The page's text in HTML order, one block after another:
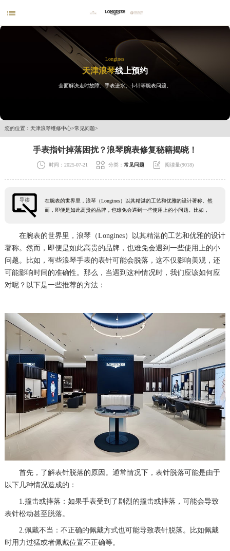

Longines
天津浪琴线上预约
全面解决走时故障、手表进水、卡针等腕表问题。
您的位置： 天津浪琴维修中心>常见问题>
手表指针掉落困扰？浪琴腕表修复秘籍揭晓！
 时间：2025-07-21  分类： 常见问题  阅读量(9018)
导读
在腕表的世界里，浪琴（Longines）以其精湛的工艺和优雅的设计著称。然
而，即便是如此高贵的品牌，也难免会遇到一些使用上的小问题。比如，
在腕表的世界里，浪琴（Longines）以其精湛的工艺和优雅的设计
著称。然而，即便是如此高贵的品牌，也难免会遇到一些使用上的小
问题。比如，有些浪琴手表的表针可能会脱落，这不仅影响美观，还
可能影响时间的准确性。那么，当遇到这种情况时，我们应该如何应
对呢？以下是一些推荐的方法：
首先，了解表针脱落的原因。通常情况下，表针脱落可能是由于
以下几种情况造成的：
1.撞击或摔落：如果手表受到了剧烈的撞击或摔落，可能会导致
表针松动甚至脱落。
2.佩戴不当：不正确的佩戴方式也可能导致表针脱落。比如佩戴
时用力过猛或者佩戴位置不正确等。